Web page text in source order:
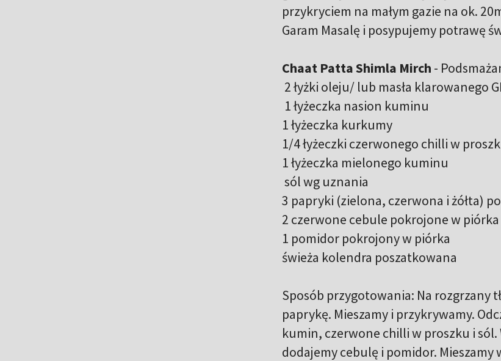
przykryciem na małym gazie na ok.
Garam Masalę i posypujemy potrawę
Chaat Patta Shimla Mirch -
2 łyżki oleju/ lub masła klarowanego
1 łyżeczka nasion kuminu
1 łyżeczka kurkumy
1/4 łyżeczki czerwonego chilli w
1 łyżeczka mielonego kuminu
sól wg uznania
3 papryki (zielona, czerwona i żółta)
2 czerwone cebule pokrojone w piórka
1 pomidor pokrojony w piórka
świeża kolendra poszatkowana
Sposób przygotowania: Na rozgrzany
paprykę. Mieszamy i przykrywamy.
kumin, czerwone chilli w proszku i sól.
dodajemy cebulę i pomidor. Mieszamy